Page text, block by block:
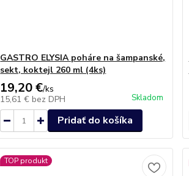
GASTRO ELYSIA poháre na šampanské,
sekt, koktejl 260 ml (4ks)
19,20 €/ks
15,61 € bez DPH Skladom
Pridať do košíka
TOP produkt